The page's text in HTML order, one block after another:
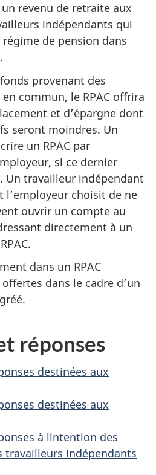
revenu de retraite aux
indépendants qui
régime de pension dans
provenant des
commun, le RPAC offrira
et d’épargne dont
seront moindres. Un
un RPAC par
si ce dernier
Un travailleur indépendant
choisit de ne
ouvrir un compte au
directement à un
dans un RPAC
dans le cadre d’un
réponses
destinées aux
destinées aux
à lintention des
travailleurs indépendants